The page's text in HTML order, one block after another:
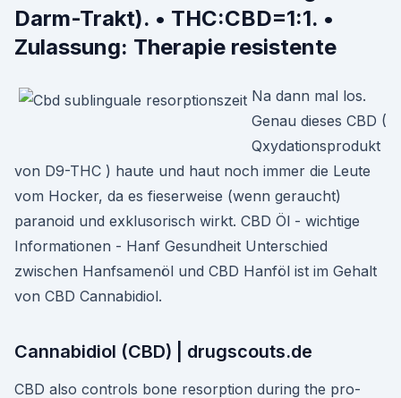
Darm-Trakt). • THC:CBD=1:1. •
Zulassung: Therapie resistente
Na dann mal los.
Genau dieses CBD (
Qxydationsprodukt
von D9-THC ) haute und haut noch immer die Leute
vom Hocker, da es fieserweise (wenn geraucht)
paranoid und exklusorisch wirkt. CBD Öl - wichtige
Informationen - Hanf Gesundheit Unterschied
zwischen Hanfsamenöl und CBD Hanföl ist im Gehalt
von CBD Cannabidiol.
Cannabidiol (CBD) | drugscouts.de
CBD also controls bone resorption during the pro-